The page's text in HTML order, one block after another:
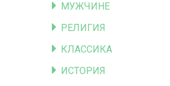
МУЖЧИНЕ
РЕЛИГИЯ
КЛАССИКА
ИСТОРИЯ